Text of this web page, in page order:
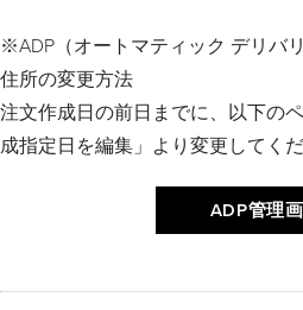
※ADP（オートマティック デリバ
住所の変更方法
注文作成日の前日までに、以下の
成指定日を編集」より変更してくだ
ADP管理